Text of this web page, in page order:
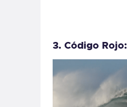
3. Código